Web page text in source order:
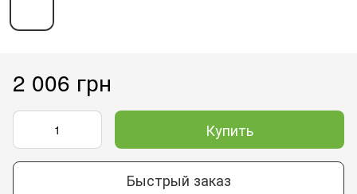
2 006 грн
Купить
Быстрый заказ